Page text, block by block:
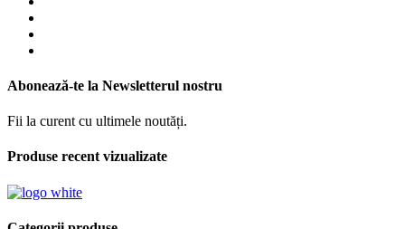
Abonează-te la Newsletterul nostru
Fii la curent cu ultimele noutăți.
Produse recent vizualizate